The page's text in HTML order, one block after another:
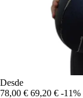
Desde
78,00 € 69,20 € -11%